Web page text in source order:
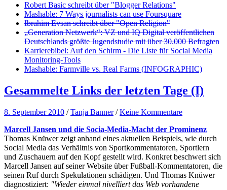
Robert Basic schreibt über "Blogger Relations"
Mashable: 7 Ways journalists can use Foursquare
Ibrahim Evsan schreibt über "Open Religion"
„Generation Netzwerk“: VZ und IQ Digital veröffentlichen
Deutschlands größte Jugendstudie mit über 30.000 Befragten
Karrierebibel: Auf den Schirm - Die Liste für Social Media
Monitoring-Tools
Mashable: Farmville vs. Real Farms (INFOGRAPHIC)
Gesammelte Links der letzten Tage (I)
8. September 2010 /Tanja Banner /Keine Kommentare
Marcell Jansen und die Socia-Media-Macht der Prominenz
Thomas Knüwer zeigt anhand eines aktuellen Beispiels, wie durch
Social Media das Verhältnis von Sportkommentatoren, Sportlern
und Zuschauern auf den Kopf gestellt wird. Konkret beschwert sich
Marcell Jansen auf seiner Website über Fußball-Kommentatoren, die
seinen Ruf durch Spekulationen schädigen. Und Thomas Knüwer
diagnostiziert: "Wieder einmal nivelliert das Web vorhandene